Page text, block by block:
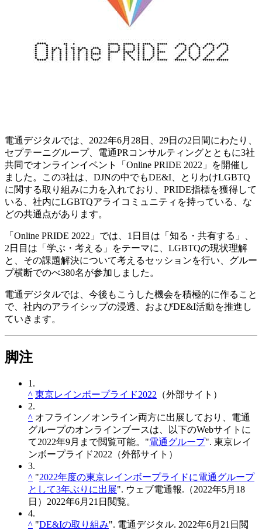
電通デジタルでは、2022年6月28日、29日の2日間にわたり、
セプテーニグループ、電通PRコンサルティングとともに3社
共同でオンラインイベント「Online PRIDE 2022」を開催し
ました。この3社は、DJNの中でもDE&I、とりわけLGBTQ
に関する取り組みに力を入れており、PRIDE指標を獲得して
いる、社内にLGBTQアライコミュニティを持っている、な
どの共通点があります。
「Online PRIDE 2022」では、1日目は「知る・共有する」、
2日目は「学ぶ・考える」をテーマに、LGBTQの現状理解
と、その課題解決について考えるセッションを行い、グルー
プ横断でのべ380名が参加しました。
電通デジタルでは、今後もこうした機会を積極的に作ること
で、社内のアライシップの浸透、およびDE&I活動を推進し
ていきます。
脚注
1.
^ 東京レインボープライド2022 （外部サイト）
2.
^ オフライン／オンライン両方に出展しており、電通
グループのオンラインブースは、以下のWebサイトに
て2022年9月まで閲覧可能。"電通グループ". 東京レイ
ンボープライド2022（外部サイト）
3.
^ "2022年度の東京レインボープライドに電通グループ
として3年ぶりに出展". ウェブ電通報.（2022年5月18
日）2022年6月21日閲覧。
4.
^ "DE&Iの取り組み". 電通デジタル. 2022年6月21日閲